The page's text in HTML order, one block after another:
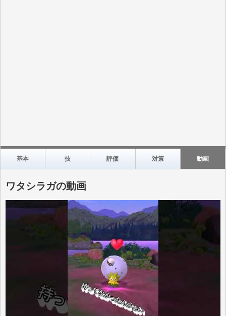
基本 技 評価 対策 動画
ワタシラガの動画